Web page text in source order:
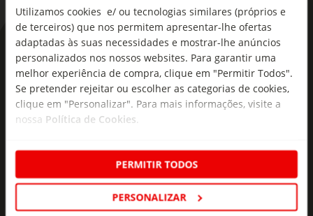
Utilizamos cookies e/ ou tecnologias similares (próprios e
de terceiros) que nos permitem apresentar-lhe ofertas
adaptadas às suas necessidades e mostrar-lhe anúncios
personalizados nos nossos websites. Para garantir uma
melhor experiência de compra, clique em "Permitir Todos".
Se pretender rejeitar ou escolher as categorias de cookies,
clique em "Personalizar". Para mais informações, visite a
nossa Política de Cookies
PERMITIR TODOS
PERSONALIZAR
As novidades mais frescas no
seu e-mail!
Subscreva e descubra campanhas exclusivas,
ofertas e novidades para si.
mail
Subscrever